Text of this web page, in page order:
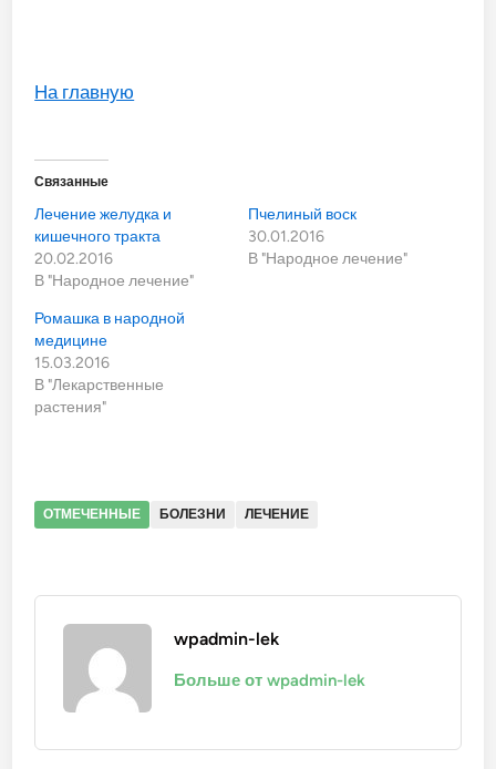
На главную
Связанные
Лечение желудка и
кишечного тракта
20.02.2016
В "Народное лечение"
Пчелиный воск
30.01.2016
В "Народное лечение"
Ромашка в народной
медицине
15.03.2016
В "Лекарственные
растения"
ОТМЕЧЕННЫЕ БОЛЕЗНИ ЛЕЧЕНИЕ
wpadmin-lek
Больше от wpadmin-lek